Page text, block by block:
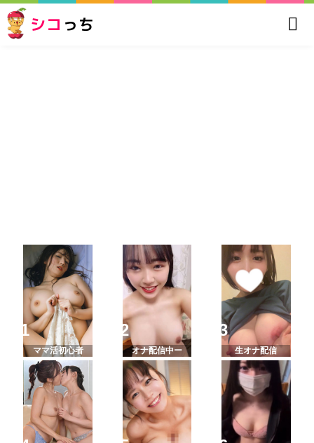
シコ っち
ママ活初心者 オナ配信中ー 生オナ配信